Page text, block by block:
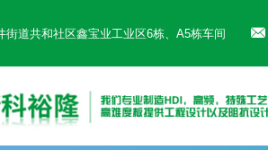
街道共和社区鑫宝业工业区6栋、A5栋车间